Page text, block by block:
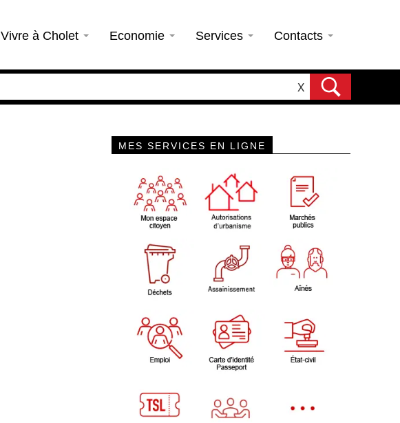
Vivre à Cholet Economie Services Contacts
X
MES SERVICES EN LIGNE